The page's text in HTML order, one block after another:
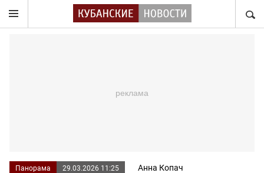
Панорама 29.03.2026 11:25 Анна Копач